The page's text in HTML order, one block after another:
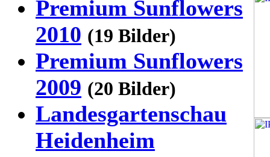
Premium Sunflowers
2010 (19 Bilder)
Premium Sunflowers
2009 (20 Bilder)
Landesgartenschau
Heidenheim